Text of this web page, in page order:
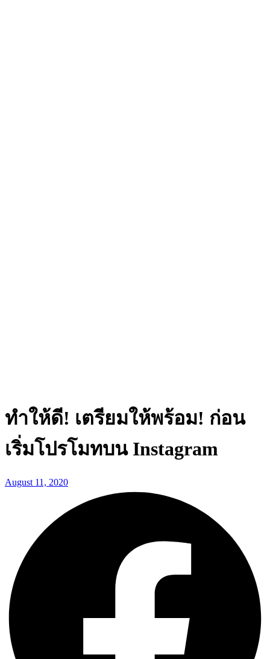
ทำให้ดี! เตรียมให้พร้อม! ก่อน
เริ่มโปรโมทบน Instagram
August 11, 2020